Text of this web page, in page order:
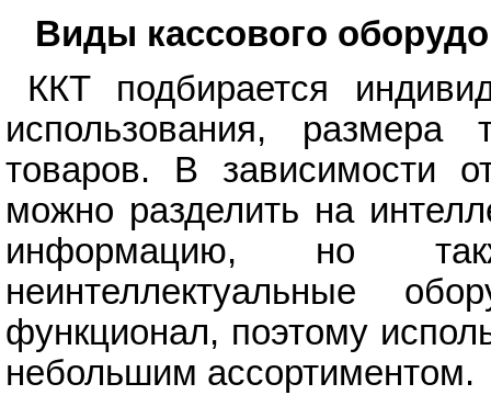
Виды кассового
ККТ подбирается
использования, размера
товаров. В зависимости
можно разделить на
информацию, но
неинтеллектуальные
функционал, поэтому
небольшим ассортиментом.